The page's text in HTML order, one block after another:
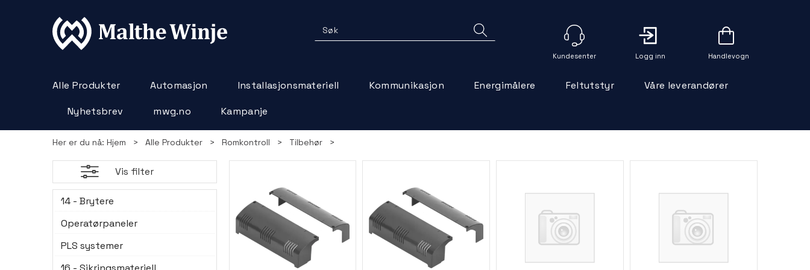
Logg inn Handlevogn
Alle Produkter Automasjon Installasjonsmateriell Kommunikasjon Energimålere Feltutstyr Våre leverandører
Nyhetsbrev mwg.no Kampanje
Her er du nå: Hjem > Alle Produkter > Romkontroll > Tilbehør >
Vis filter
14 - Brytere
Operatørpaneler
PLS systemer